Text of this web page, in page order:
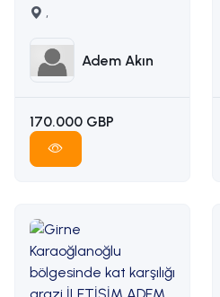
satilik arsa İLETİŞİM
05338314949
,
Adem Akın
170.000 GBP